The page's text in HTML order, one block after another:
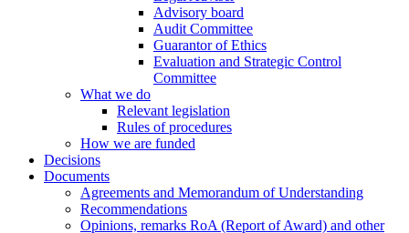
Advisory board
Audit Committee
Guarantor of Ethics
Evaluation and Strategic Control
Committee
What we do
Relevant legislation
Rules of procedures
How we are funded
Decisions
Documents
Agreements and Memorandum of Understanding
Recommendations
Opinions, remarks RoA (Report of Award) and other